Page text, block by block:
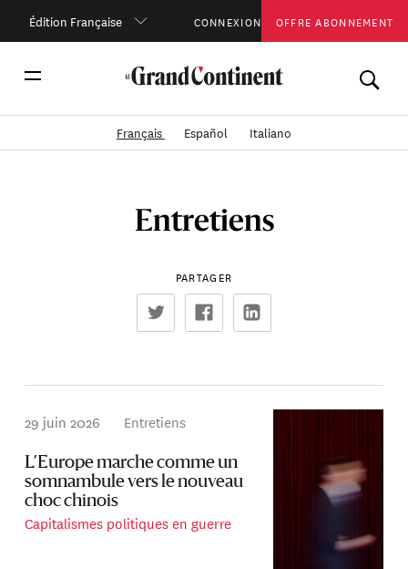
Édition Française CONNEXION OFFRE ABONNEMENT
Français Español Italiano
Entretiens
PARTAGER
29 juin 2026 Entretiens
L’Europe marche comme un
somnambule vers le nouveau
choc chinois
Capitalismes politiques en guerre